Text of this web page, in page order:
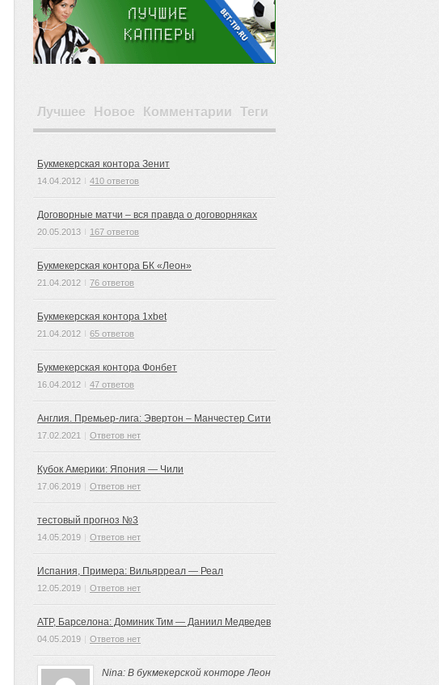
Лучшее Новое Комментарии Теги
Букмекерская контора Зенит
14.04.2012 410 ответов
Договорные матчи – вся правда о договорняках
20.05.2013 167 ответов
Букмекерская контора БК «Леон»
21.04.2012 76 ответов
Букмекерская контора 1xbet
21.04.2012 65 ответов
Букмекерская контора Фонбет
16.04.2012 47 ответов
Англия. Премьер-лига: Эвертон – Манчестер Сити
17.02.2021 Ответов нет
Кубок Америки: Япония — Чили
17.06.2019 Ответов нет
тестовый прогноз №3
14.05.2019 Ответов нет
Испания, Примера: Вильярреал — Реал
12.05.2019 Ответов нет
ATP, Барселона: Доминик Тим — Даниил Медведев
04.05.2019 Ответов нет
Nina: В букмекерской конторе Леон